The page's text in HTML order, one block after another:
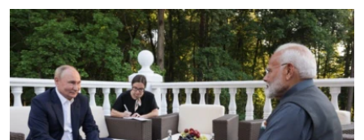
поиску
СЕВЕР.РЕАЛИИ
СИБИРЬ.РЕАЛИИ
РАСПИСАНИЕ ВЕЩАНИЯ
ПОДПИШИТЕСЬ НА РАССЫЛКУ